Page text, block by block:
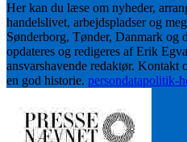
Her kan du læse om nyheder,
handelslivet, arbejdspladser og
Sønderborg, Tønder, Danmark og
opdateres og redigeres af Erik
ansvarshavende redaktør. Kontakt
en god historie. persondatapolitik-